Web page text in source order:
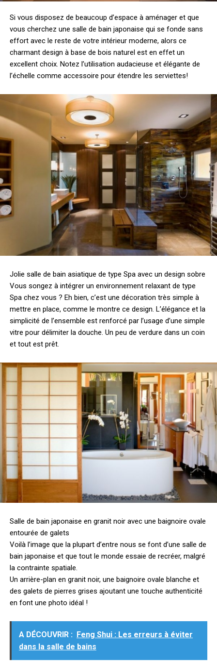
Si vous disposez de beaucoup d’espace à aménager et que
vous cherchez une salle de bain japonaise qui se fonde sans
effort avec le reste de votre intérieur moderne, alors ce
charmant design à base de bois naturel est en effet un
excellent choix. Notez l’utilisation audacieuse et élégante de
l’échelle comme accessoire pour étendre les serviettes!
Jolie salle de bain asiatique de type Spa avec un design sobre
Vous songez à intégrer un environnement relaxant de type
Spa chez vous ? Eh bien, c’est une décoration très simple à
mettre en place, comme le montre ce design. L’élégance et la
simplicité de l’ensemble est renforcé par l’usage d’une simple
vitre pour délimiter la douche. Un peu de verdure dans un coin
et tout est prêt.
Salle de bain japonaise en granit noir avec une baignoire ovale
entourée de galets
Voilà l’image que la plupart d’entre nous se font d’une salle de
bain japonaise et que tout le monde essaie de recréer, malgré
la contrainte spatiale.
Un arrière-plan en granit noir, une baignoire ovale blanche et
des galets de pierres grises ajoutant une touche authenticité
en font une photo idéal !
A DÉCOUVRIR : Feng Shui : Les erreurs à éviter
dans la salle de bains